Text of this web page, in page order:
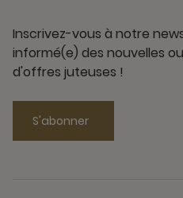
Inscrivez-vous à notre
informé(e) des nouvelles
d'offres juteuses !
S'abonner